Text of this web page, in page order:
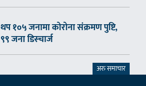
थप १०५ जनामा कोरोना संक्रमण पुष्टि,
९९ जना डिस्चार्ज
अरु समाचार